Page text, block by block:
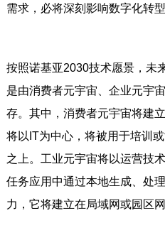
需求，必将深刻影响数字化转
按照诺基亚2030技术愿景，未
是由消费者元宇宙、企业元宇
存。其中，消费者元宇宙将建
将以IT为中心，将被用于培训
之上。工业元宇宙将以运营技
任务应用中通过本地生成、处
力，它将建立在局域网或园区网